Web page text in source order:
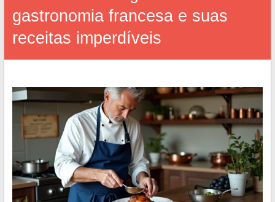
gastronomia francesa e suas
receitas imperdíveis